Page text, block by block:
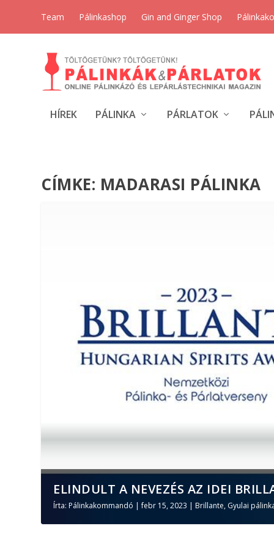
Team Pálinkashop Gin and Ginger Shop
HÍREK PÁLINKA PÁRLATOK
CÍMKE: MADARASI PÁLINKA
ELINDULT A NEVEZÉS AZ IDEI
Írta: Pálinkakommandó |febr 15, 2023 | Brillante, Gyulai